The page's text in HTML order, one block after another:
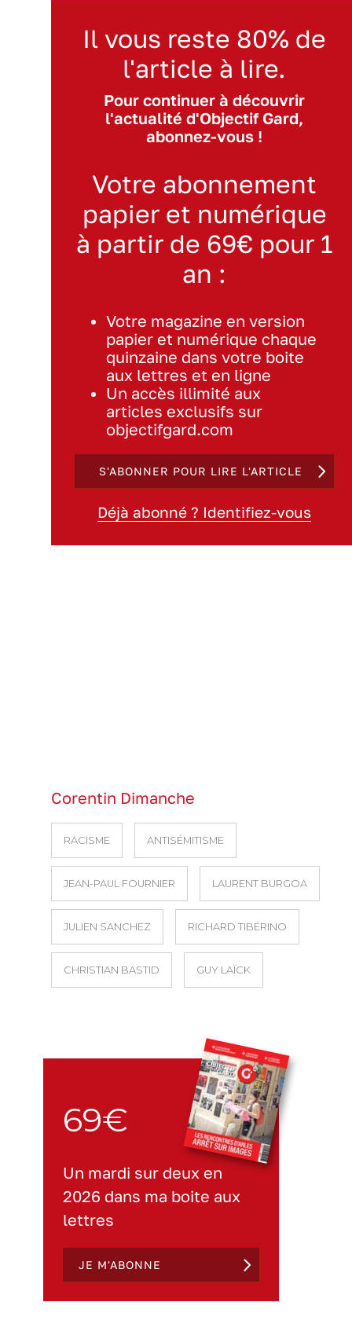
Il vous reste 80% de
l'article à lire.
Pour continuer à découvrir
l'actualité d'Objectif Gard,
abonnez-vous !
Votre abonnement
papier et numérique
à partir de 69€ pour 1
an :
Votre magazine en version
papier et numérique chaque
quinzaine dans votre boite
aux lettres et en ligne
Un accès illimité aux
articles exclusifs sur
objectifgard.com
S'ABONNER POUR LIRE L'ARTICLE
Déjà abonné ? Identifiez-vous
Corentin Dimanche
RACISME ANTISÉMITISME
JEAN-PAUL FOURNIER LAURENT BURGOA
JULIEN SANCHEZ RICHARD TIBÉRINO
CHRISTIAN BASTID GUY LAÏCK
69€
Un mardi sur deux en
2026 dans ma boite aux
lettres
JE M'ABONNE